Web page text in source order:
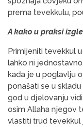
prema tevekkulu,
A kako u praksi
Primijeniti tevekkul
lahko ni
kada je u poglavlju
ponašati se u
god u djelovanju
osim Allaha njegov
vlastiti trud tevekkul